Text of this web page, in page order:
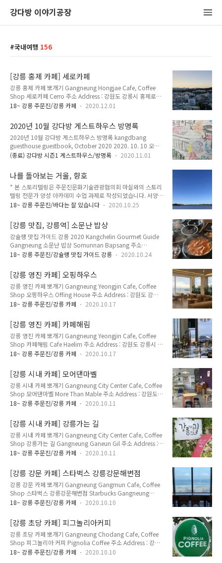
강다방 이야기공장
국내여행 156
[강릉 홍제 카페] 세로카페
강릉 홍제 카페 뽀개기 Gangneung Hongjae Cafe, Coffee
Shop 세로카페 Cerro 주소 Address : 강원도 강릉시 홍제로
76 (홍제동 189-4) 76, Hongje-ro, Gangneung-si,
Opening Hours : 매일 Everyday 10:00~22:00 메뉴 및 가격
Menu with Prices : 아메리카노 (티비다보, 그라츠)
Americano 4,500원 카페라떼 Cafe Latte 5,200원 바닐라라
떼 Vanilla Latte 5,700원 아이스 Ice +300원 강릉 버스터미널
근처 홍제동에 새로 생긴 카페. 높은 언덕 위, 4층에 있어 전망이
18~ 강릉 주문진/강릉 카페 2020.12.01
2020년 10월 강다방 게스트하우스 방명록
2020년 10월 강다방 게스트하우스 방명록 kangdbang
guesthouse guestbook, October 2020 2020. 10. 10 오늘
의 하루! 강다방! 가성비 최강 게스트 하우스!!! 10월까지만 한
이 특이해요 ㅋㅋ (말미잘, 오징어, 꼴뚜기) 저희 4명이 처음 여
행오게 됐는데 강다방 덕분에 좋게 첫시작을 할 수 있는 것 같아
요. ♡♡ 뿅뿅 ♡♡ 우리 모두 코로나에 건강하고 잘 극복하길!
with 사장님 행복하세요~~~ 2020. 10. 12 처음으로 혼자 여행
왔는데 주문진도 좋고 게스트하우스도 아늑하고 좋네요. 사장님
1주일 동안 더 머무르는데 사장님 ..
(종료) 강다방 시즌1 게스트하우스/방명록 2020.11.01
나를 돌아보는 거울, 향호
* 본 스토리텔링은 주문진문화기술관광협의회 마실와의 스토리
텔링 전문가 양성 아카데미 수업 과제로 작성되었습니다. 서양
그리스 로마 신화에는 호수에 비친 자신의 모습을 보는 나르키소
자신을 바라볼 수 있게 해주었다. 동양에는 명경지수(明鏡止水)
라는 사자성어가 있다. 맑은 거울과 고요한 물이라는 뜻이다. 이
처럼 호수는 고요하게 멈춰 사물을 볼 수 있게 해준다. 향호의 이
름은 매향 풍습에서 유래했다. 매향이란 향나무를 호수에 묻는
행위다. 옛날 사람들은 미륵보살이 다시 태어날 때 공양 드리기
에 묻혀있는 향나무가 떠올라 빛을 난다는 이야기와 호수에 묻혀
진 향나무를 찾는 사람은 부자가 된다는..
18~ 강릉 주문진/바다는 잘 있습니다 2020.10.25
[강릉 맛집, 강릉역] 소문난 밥상
강슐랭 맛집 가이드 강릉 2020 Kangchelin Gourmet Guide
Gangneung 소문난 밥상 Somunnan Bapsang 주소
Address : 강원도 강릉시 강릉대로 250 (교동 149-19) 250,
Telephone : 033-641-1401 영업 시간 Opening Hours : 매일
Everyday 17:00~01:30 메뉴 및 가격 Menu with Prices : 석
쇠간장불고기정식 Seoksoe Bulgogi Grilled Bulgogi 12,000
원 석쇠고추장불고기정식 Gochujang Bulgogi Red Chili
Paste Bulgogi 12,000원 집밥정식 Jibbap Jeongsi..
18~ 강릉 주문진/강슐랭 맛집 가이드 강릉 2020.10.24
[강릉 영진 카페] 오핑하우스
강릉 영진 카페 뽀개기 Gangneung Yeongjin Cafe, Coffee
Shop 오핑하우스 Offing House 주소 Address : 강원도 강릉
시 연곡면 해안로 1459 (영진리 65-6) 1459, Haean-ro
Opening Hours : 매일 Everyday 10:00~21:00 메뉴 및 가격
Menu with Prices : 아메리카노 Americano 4,500원 카페라떼
Cafe Latte 5,000원 바닐라라떼 Vanilla Latte 5,500원 아이
스 Ice +500원 영진 커피거리에 있는 카페. 새하얀 인테리어가
인상적이다. 2층에서 바라보는 바다와 하얀색 벽이 참 잘어우린
18~ 강릉 주문진/강릉 카페 2020.10.17
[강릉 영진 카페] 카페해림
강릉 영진 카페 뽀개기 Gangneung Yeongjin Cafe, Coffee
Shop 카페해림 Cafe Haelim 주소 Address : 강원도 강릉시 연
곡면 해안로 1441 (영진리 72-12) 1441, Haean-ro
Opening Hours : 매일 Everyday 09:30~22:30 메뉴 및 가격
Menu with Prices : 아메리카노 Americano 4,000원 카페라떼
Cafe Latte 4,500원 카페모카 Cafe Mocha 5,000원 바닐라라
떼 Vanilla Latte 5,000원 아이스 Ice +500원 영진 커피거리에
있는 카페. 아기자기하면서도 고풍스러운 인테리어로 꾸며져있
18~ 강릉 주문진/강릉 카페 2020.10.17
[강릉 시내 카페] 모어댄마벨
강릉 시내 카페 뽀개기 Gangneung City Center Cafe, Coffee
Shop 모어댄마벨 More Than Mable 주소 Address : 강원도
강릉시 경강로 2015 2층 (명주동 65-15) 2015,
Opening Hours : 매일 Everyday 12:00~20:00 매주 수요일
휴무 Closed Every Wednesday 메뉴 및 가격 Menu with
Prices : 아메리카노 Americano 4,500원 카페라떼 Cafe Latte
5,000원 강릉 원도심 명주동에 있는 분위기 좋은 카페. 2층에
있어 햇살이 잘 들어온다. 대놓고 카페라고 알리 지 ㅇ낳기 때문
18~ 강릉 주문진/강릉 카페 2020.10.11
[강릉 시내 카페] 강릉가는 길
강릉 시내 카페 뽀개기 Gangneung City Center Cafe, Coffee
Shop 강릉가는 길 Gangneung Ganeun Gil 주소 Address :
강원도 강릉시 경강로2024번길 5 (명주동 55-1) 5,
Gangwon-do 영업 시간 Opening Hours : 월요일~토요일
Monday~Saturday 10:00~22:00 일요일 Sunday
10:00~19:00 매주 월요일 휴무 Closed Every Monday 메뉴
및 가격 Menu with Prices : 핸드드립 커피 Hand-drip Coffee
5,000원 바닐라라떼 Vanilla Latte 6,000원 + 아이스 Ice 500
18~ 강릉 주문진/강릉 카페 2020.10.11
[강릉 강문 카페] 스타벅스 강릉강문해변점
강릉 강문 카페 뽀개기 Gangneung Gangmun Cafe, Coffee
Shop 스타벅스 강릉강문해변점 Starbucks Gangneung
Ganmun Beach Branch 주소 Address : 강원도 강릉시 창해
Gangneung-si, Gangwon-do 영업 시간 Opening Hours :
매일 Everyday 09:00~21:30 메뉴 및 가격 Menu with Prices
: 아메리카노 Americano 4,100원 카페라떼 Cafe Latte 4,600
원 카페모카 Cafe Mocha 5,100원 바닐라라떼 Vanilla Latte
5,200원 강문 해변에 있는 스타벅스. 3층으로 되어있고 통유리
18~ 강릉 주문진/강릉 카페 2020.10.10
[강릉 초당 카페] 피그놀리아커피
강릉 초당 카페 뽀개기 Gangneung Chodang Cafe, Coffee
Shop 피그놀리아 커피 Pignolia Coffee 주소 Address : 강원
도 강릉시 난설헌로 195 (초당동 336) 195, Nanseolheon-ro,
18~ 강릉 주문진/강릉 카페 2020.10.10